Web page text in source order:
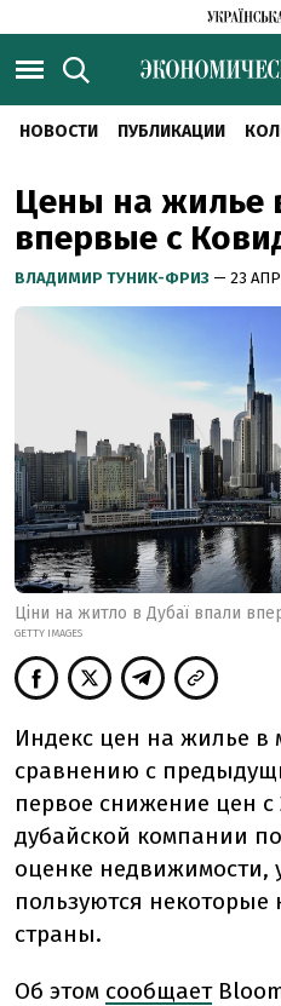
НОВОСТИ ПУБЛИКАЦИИ
Цены на жилье
впервые с
ВЛАДИМИР ТУНИК-ФРИЗ — 23
Ціни на житло в Дубаї впали
GETTY IMAGES
Индекс цен на жилье в
сравнению с
первое снижение цен
дубайской компании
оценке недвижимости,
пользуются некоторые
страны.
Об этом сообщает